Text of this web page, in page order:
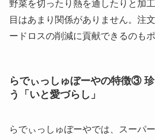
野菜を切ったり熱を通したりと加
目はあまり関係がありません。注
ードロスの削減に貢献できるのもポ
らでぃっしゅぼーやの特徴③
う「いと愛づらし」
らでぃっしゅぼーやでは、スーパ